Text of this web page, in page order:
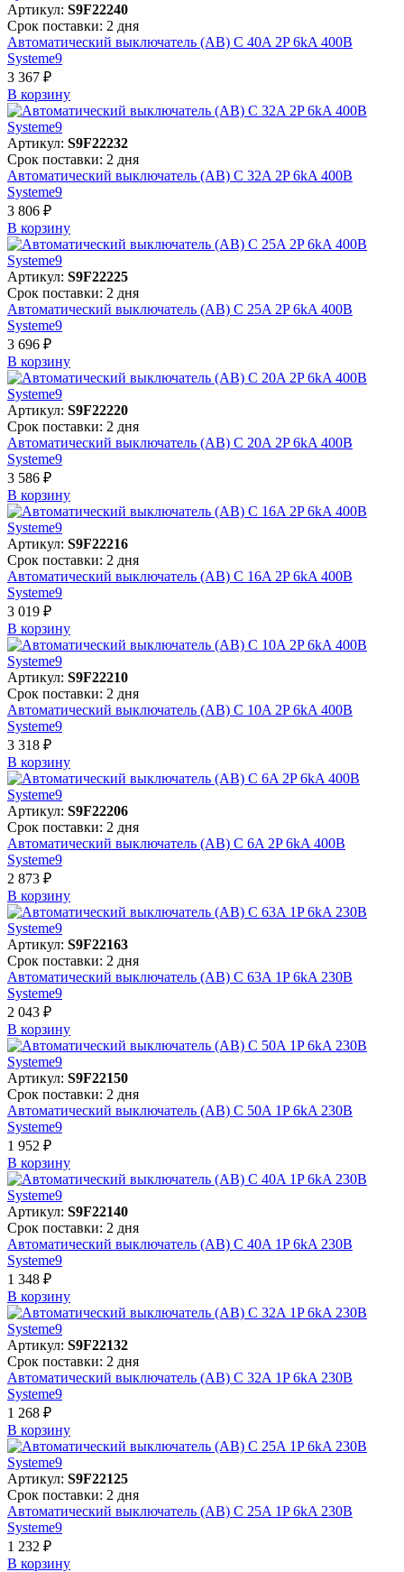
Артикул: S9F22240
Срок поставки: 2 дня
Автоматический выключатель (АВ) C 40A 2P 6kA 400В
Systeme9
3 367 ₽
В корзинy
Артикул: S9F22232
Срок поставки: 2 дня
Автоматический выключатель (АВ) C 32A 2P 6kA 400В
Systeme9
3 806 ₽
В корзинy
Артикул: S9F22225
Срок поставки: 2 дня
Автоматический выключатель (АВ) C 25A 2P 6kA 400В
Systeme9
3 696 ₽
В корзинy
Артикул: S9F22220
Срок поставки: 2 дня
Автоматический выключатель (АВ) C 20A 2P 6kA 400В
Systeme9
3 586 ₽
В корзинy
Артикул: S9F22216
Срок поставки: 2 дня
Автоматический выключатель (АВ) C 16A 2P 6kA 400В
Systeme9
3 019 ₽
В корзинy
Артикул: S9F22210
Срок поставки: 2 дня
Автоматический выключатель (АВ) C 10A 2P 6kA 400В
Systeme9
3 318 ₽
В корзинy
Артикул: S9F22206
Срок поставки: 2 дня
Автоматический выключатель (АВ) C 6A 2P 6kA 400В
Systeme9
2 873 ₽
В корзинy
Артикул: S9F22163
Срок поставки: 2 дня
Автоматический выключатель (АВ) C 63A 1P 6kA 230В
Systeme9
2 043 ₽
В корзинy
Артикул: S9F22150
Срок поставки: 2 дня
Автоматический выключатель (АВ) C 50A 1P 6kA 230В
Systeme9
1 952 ₽
В корзинy
Артикул: S9F22140
Срок поставки: 2 дня
Автоматический выключатель (АВ) C 40A 1P 6kA 230В
Systeme9
1 348 ₽
В корзинy
Артикул: S9F22132
Срок поставки: 2 дня
Автоматический выключатель (АВ) C 32A 1P 6kA 230В
Systeme9
1 268 ₽
В корзинy
Артикул: S9F22125
Срок поставки: 2 дня
Автоматический выключатель (АВ) C 25A 1P 6kA 230В
Systeme9
1 232 ₽
В корзинy